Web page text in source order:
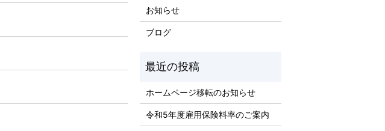
お知らせ
ブログ
ホームページ移転のお知らせ
令和5年度雇用保険料率のご案内